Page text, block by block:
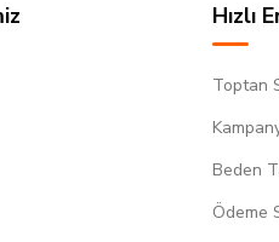
Hızlı
Toptan
Beden
Ödeme